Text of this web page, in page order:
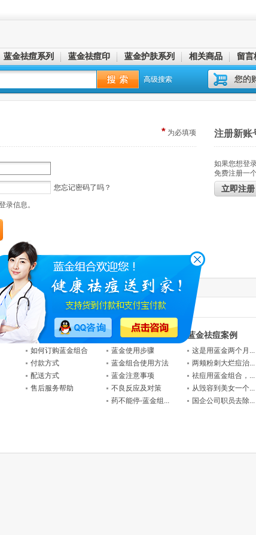
您的
高级搜索
蓝金祛痘系列 蓝金祛痘印 蓝金护肤系列 相关商品 留言
* 为必填项
您忘记密码了吗？
录信息。
注册新账
如果您想登
免费注册一
立即注册
介 标签云
新手上路
如何订购蓝金组合
付款方式
配送方式
售后服务帮助
蓝金使用方法
蓝金使用步骤
蓝金组合使用方法
蓝金注意事项
不良反应及对策
药不能停-蓝金组...
蓝金祛痘案例
这是用蓝金两个月...
两颊粉刺大烂痘治...
祛痘用蓝金组合，...
从毁容到美女一个...
国企公司职员去除...